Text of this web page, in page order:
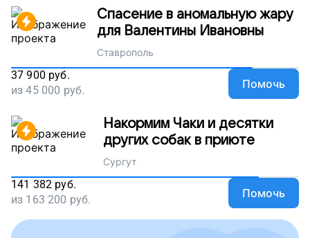
Спасение в аномальную жару
для Валентины Ивановны
Ставрополь
37 900 руб.
из45 000 руб. Помочь
Накормим Чаки и десятки
других собак в приюте
Сургут
141 382 руб.
из 163 200 руб. Помочь